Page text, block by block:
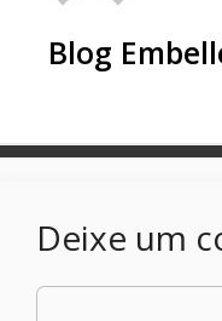
Blog
Deixe um
Comentário